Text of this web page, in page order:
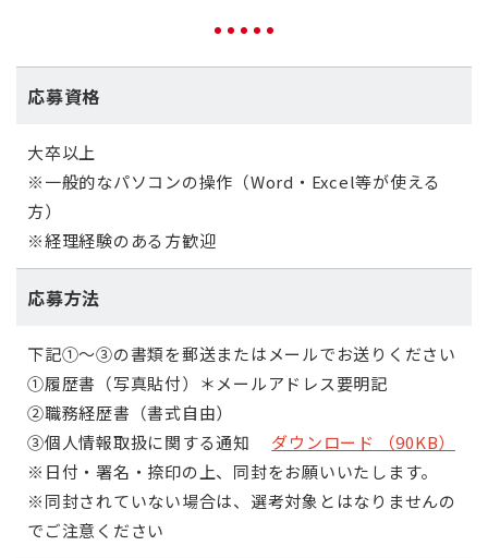
応募資格
大卒以上
※一般的なパソコンの操作（Word ・ Excel等が使える
方）
※経理経験のある方歓迎
応募方法
下記①～③の書類を郵送またはメールでお送りください
①履歴書（写真貼付）＊メールアドレス要明記
②職務経歴書（書式自由）
③個人情報取扱に関する通知
ダウンロード （90KB）
※日付・署名・捺印の上、同封をお願いいたします。
※同封されていない場合は、選考対象とはなりませんの
でご注意ください